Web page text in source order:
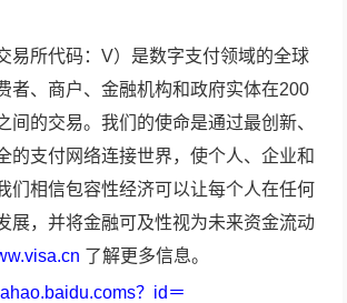
易所代码：V）是数字支付领域的全球
者、商户、金融机构和政府实体在200
间的交易。我们的使命是通过最创新、
的支付网络连接世界，使个人、企业和
们相信包容性经济可以让每个人在任何
展，并将金融可及性视为未来资金流动
了解更多信息。
？id＝